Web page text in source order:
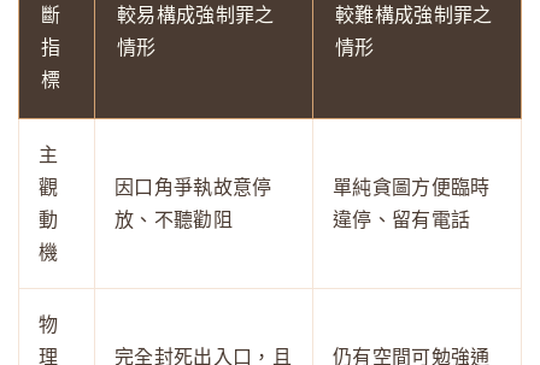
斷
指
標
較易構成強制罪之
情形
較難構成強制罪之
情形
主
觀
動
機
因口角爭執故意停
放、不聽勸阻
單純貪圖方便臨時
違停、留有電話
物
理
完全封死出入口，且 仍有空間可勉強通